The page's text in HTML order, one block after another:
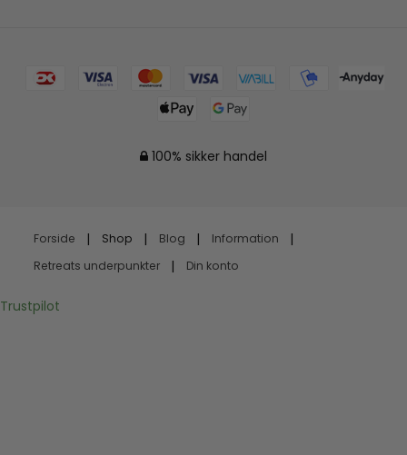
100% sikker handel
Forside Shop Blog
Information
Retreats underpunkter
Din konto
Trustpilot